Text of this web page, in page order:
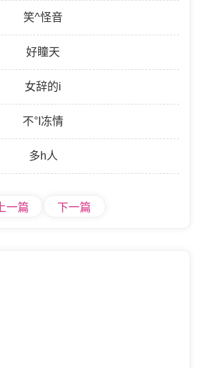
笑^怪音
好瞳天
女辞的i
不°I冻情
多h人
上一篇 下一篇